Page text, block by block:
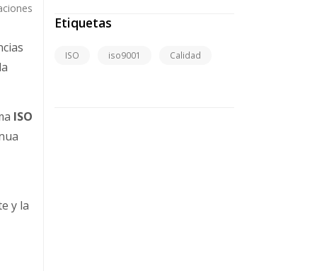
ISO
y la
Etiquetas
ISO iso9001 Calidad